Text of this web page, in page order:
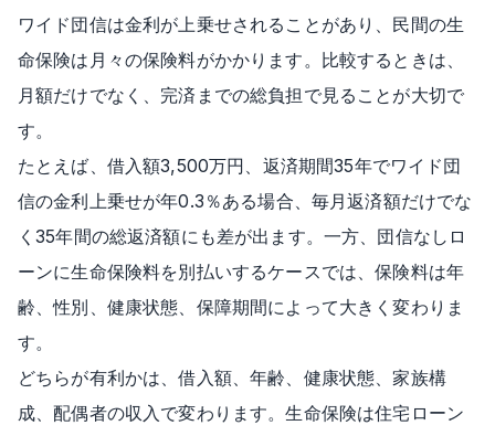
ワイド団信は金利が上乗せされることがあり、民間の生
命保険は月々の保険料がかかります。比較するときは、
月額だけでなく、完済までの総負担で見ることが大切で
す。
たとえば、借入額3,500万円、返済期間35年でワイド団
信の金利上乗せが年0.3％ある場合、毎月返済額だけでな
く35年間の総返済額にも差が出ます。一方、団信なしロ
ーンに生命保険料を別払いするケースでは、保険料は年
齢、性別、健康状態、保障期間によって大きく変わりま
す。
どちらが有利かは、借入額、年齢、健康状態、家族構
成、配偶者の収入で変わります。生命保険は住宅ローン